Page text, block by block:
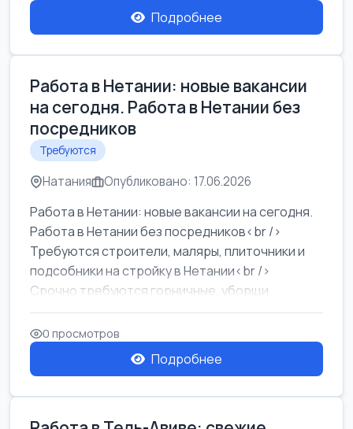
Подробнее
Работа в Нетании: новые вакансии
на сегодня. Работа в Нетании без
посредников
Требуются
Натания Опубликовано: 17.06.2026
Работа в Нетании: новые вакансии на сегодня.
Работа в Нетании без посредников<br />
Требуются строители, маляры, плиточники и
подсобники на стройку в Нетании<br />
Срочно требуются горничные, уборщи...
0 просмотров
Подробнее